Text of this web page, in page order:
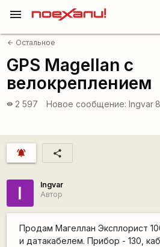
menu
arrow_back Остальное
GPS Magellan с
велокреплением
visibility 2 597 Новое сообщение: Ingvar
notifications_active share
I
Ingvar
Автор
Продам Магеллан Эксплорист
и датакабелем. Прибор - 130,